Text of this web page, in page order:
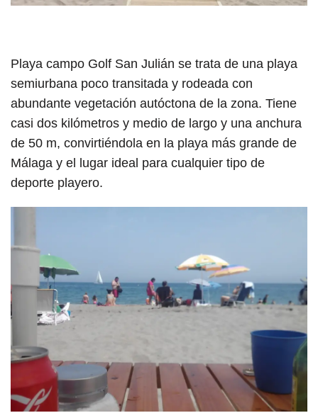
Playa campo Golf San Julián se trata de una playa
semiurbana poco transitada y rodeada con
abundante vegetación autóctona de la zona. Tiene
casi dos kilómetros y medio de largo y una anchura
de 50 m, convirtiéndola en la playa más grande de
Málaga y el lugar ideal para cualquier tipo de
deporte playero.